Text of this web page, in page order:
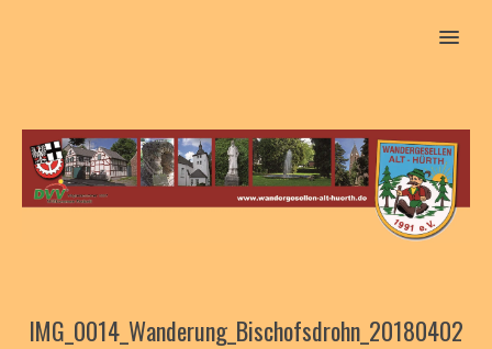
MENU
IMG_0014_Wanderung_Bischofsdrohn_20180402